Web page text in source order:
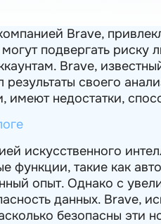
Brave,
подвергать риску
Brave,
своего
имеют недостатки,
искусственного
функции, такие как
опыт. Однако с
данных. Brave,
безопасны эти